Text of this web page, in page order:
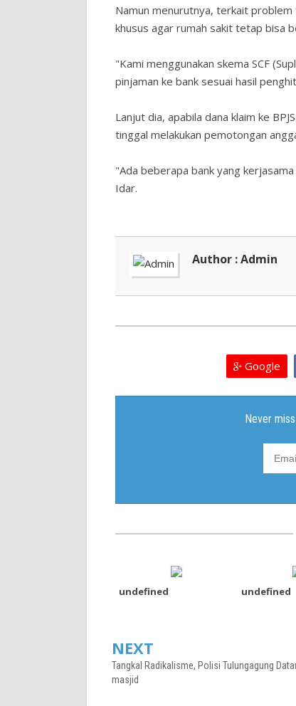
Namun menurutnya, terkait problem
khusus agar rumah sakit tetap bisa
"Kami menggunakan skema SCF
pinjaman ke bank sesuai hasil
Lanjut dia, apabila dana klaim ke
tinggal melakukan pemotongan
"Ada beberapa bank yang
Idar.
Author : Admin
Google
undefined undefined
NEXT
Tangkal Radikalisme, Polisi Tulungagung
masjid